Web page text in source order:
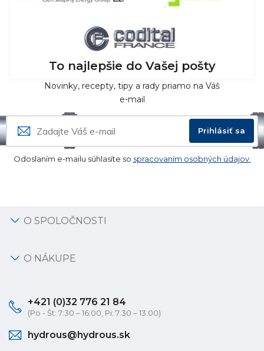
To najlepšie do Vašej pošty
Novinky, recepty, tipy a rady priamo na Váš
e-mail
Prihlásiť sa
Odoslaním e-mailu súhlasíte so spracovaním osobných údajov.
O SPOLOČNOSTI
O NÁKUPE
+421 (0)32 776 21 84
(Po - Št: 7:30 – 16:00, Pi: 7:30 – 13:00)
hydrous@hydrous.sk